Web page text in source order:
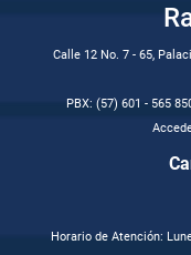
Calle 12 No. 7 - 65,
PBX: (57) 601 - 565
Horario de Atención: